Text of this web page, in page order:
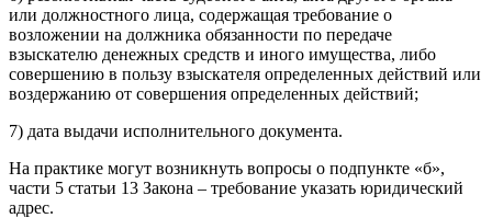
или должностного лица, содержащая требование о
возложении на должника обязанности по передаче
взыскателю денежных средств и иного имущества, либо
совершению в пользу взыскателя определенных действий или
воздержанию от совершения определенных действий;
7) дата выдачи исполнительного документа.
На практике могут возникнуть вопросы о подпункте «б»,
части 5 статьи 13 Закона – требование указать юридический
адрес.